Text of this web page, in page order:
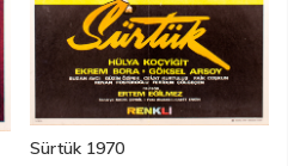
Sürtük 1970